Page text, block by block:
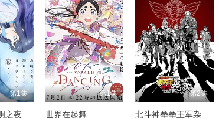
第1集 第1集
世界在起舞
第2集